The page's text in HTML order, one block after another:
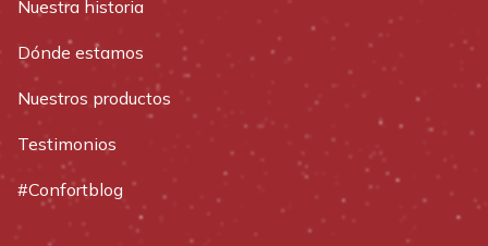
Nuestra historia
Dónde estamos
Nuestros productos
Testimonios
#Confortblog